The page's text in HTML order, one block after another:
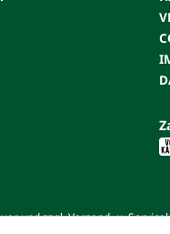
und zzgl. Versand- u.